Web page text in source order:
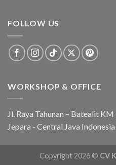
FOLLOW US
WORKSHOP & OFFICE
Jl. Raya Tahunan – Batealit
Jepara - Central Java
Copyright 2026 © CV